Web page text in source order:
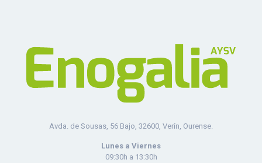
Avda. de Sousas, 56 Bajo, 32600, Verín, Ourense.
Lunes a Viernes
09:30h a 13:30h